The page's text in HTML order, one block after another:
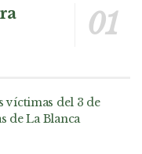
víctimas del 3 de
de La Blanca